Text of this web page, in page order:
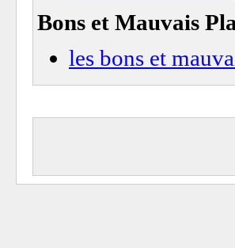
Bons et Mauvais
les bons et